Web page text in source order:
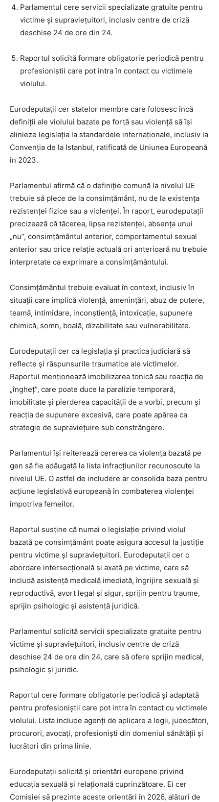
Parlamentul cere servicii specializate gratuite pentru
victime și supraviețuitori, inclusiv centre de criză
deschise 24 de ore din 24.
Raportul solicită formare obligatorie periodică pentru
profesioniștii care pot intra în contact cu victimele
violului.
Eurodeputații cer statelor membre care folosesc încă
definiții ale violului bazate pe forță sau violență să își
alinieze legislația la standardele internaționale, inclusiv la
Convenția de la Istanbul, ratificată de Uniunea Europeană
în 2023.
Parlamentul afirmă că o definiție comună la nivelul UE
trebuie să plece de la consimțământ, nu de la existența
rezistenței fizice sau a violenței. În raport, eurodeputații
precizează că tăcerea, lipsa rezistenței, absența unui
„nu”, consimțământul anterior, comportamentul sexual
anterior sau orice relație actuală ori anterioară nu trebuie
interpretate ca exprimare a consimțământului.
Consimțământul trebuie evaluat în context, inclusiv în
situații care implică violență, amenințări, abuz de putere,
teamă, intimidare, inconștiență, intoxicație, supunere
chimică, somn, boală, dizabilitate sau vulnerabilitate.
Eurodeputații cer ca legislația și practica judiciară să
reflecte și răspunsurile traumatice ale victimelor.
Raportul menționează imobilizarea tonică sau reacția de
„îngheț”, care poate duce la paralizie temporară,
imobilitate și pierderea capacității de a vorbi, precum și
reacția de supunere excesivă, care poate apărea ca
strategie de supraviețuire sub constrângere.
Parlamentul își reiterează cererea ca violența bazată pe
gen să fie adăugată la lista infracțiunilor recunoscute la
nivelul UE. O astfel de includere ar consolida baza pentru
acțiune legislativă europeană în combaterea violenței
împotriva femeilor.
Raportul susține că numai o legislație privind violul
bazată pe consimțământ poate asigura accesul la justiție
pentru victime și supraviețuitori. Eurodeputații cer o
abordare intersecțională și axată pe victime, care să
includă asistență medicală imediată, îngrijire sexuală și
reproductivă, avort legal și sigur, sprijin pentru traume,
sprijin psihologic și asistență juridică.
Parlamentul solicită servicii specializate gratuite pentru
victime și supraviețuitori, inclusiv centre de criză
deschise 24 de ore din 24, care să ofere sprijin medical,
psihologic și juridic.
Raportul cere formare obligatorie periodică și adaptată
pentru profesioniștii care pot intra în contact cu victimele
violului. Lista include agenți de aplicare a legii, judecători,
procurori, avocați, profesioniști din domeniul sănătății și
lucrători din prima linie.
Eurodeputații solicită și orientări europene privind
educația sexuală și relațională cuprinzătoare. Ei cer
Comisiei să prezinte aceste orientări în 2026, alături de